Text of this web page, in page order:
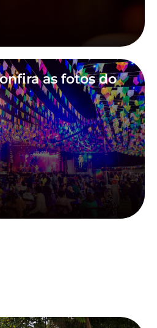
as fotos do